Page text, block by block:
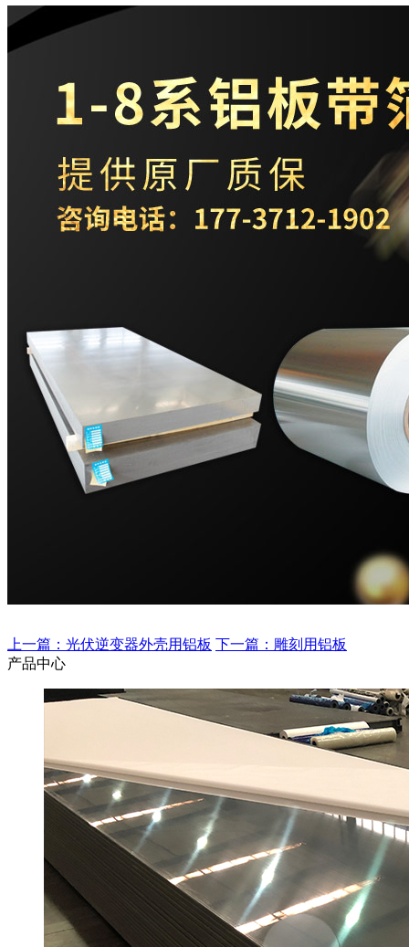
上一篇：光伏逆变器外壳用铝板 下一篇：雕刻用铝板
产品中心